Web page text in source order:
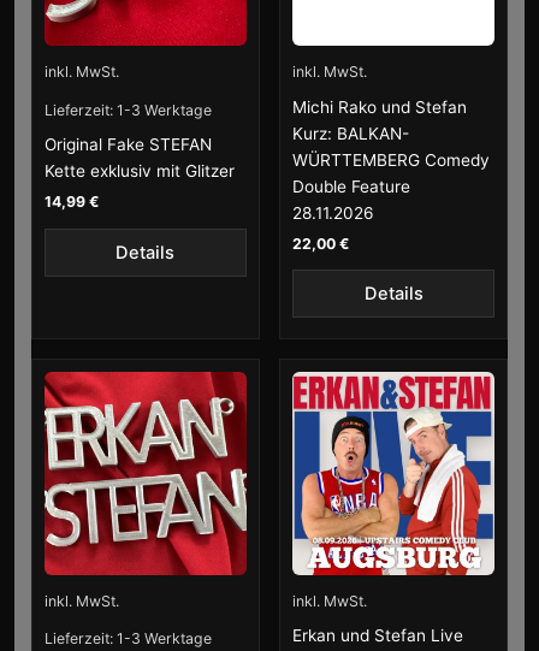
inkl. MwSt.
Lieferzeit: 1-3 Werktage
Original Fake STEFAN
Kette exklusiv mit Glitzer
14,99 €
Details
inkl. MwSt.
Michi Rako und Stefan
Kurz: BALKAN-
WÜRTTEMBERG Comedy
Double Feature
28.11.2026
22,00 €
Details
inkl. MwSt.
Lieferzeit: 1-3 Werktage
inkl. MwSt.
Erkan und Stefan Live